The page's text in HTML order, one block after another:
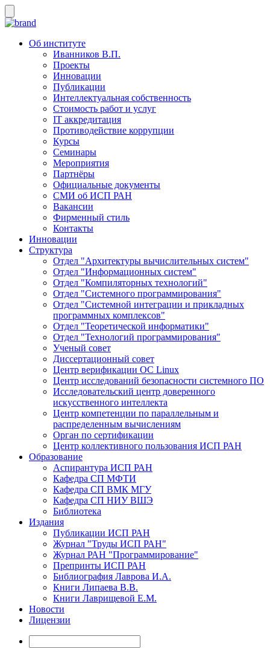
Об институте
Иванников В.П.
Проекты
Инновации
Публикации
Интеллектуальная собственность
Стоимость работ и услуг
IT аккредитация
Противодействие коррупции
Курсы
Семинары
Мероприятия
Партнёры
Официальные документы
СМИ об ИСП РАН
Вакансии
Фирменный стиль
Контакты
Инновации
Структура
Отдел "Архитектуры вычислительных систем"
Отдел "Информационных систем"
Отдел "Компиляторных технологий"
Отдел "Системного программирования"
Отдел "Системной интеграции и прикладных
программных комплексов"
Отдел "Теоретической информатики"
Отдел "Технологий программирования"
Ученый совет
Диссертационный совет
Центр верификации ОС Linux
Центр исследований безопасности системного ПО
Исследовательский центр доверенного
искусственного интеллекта
Центр компетенции по параллельным и
распределенным вычислениям
Орган по сертификации
Центр коллективного пользования ИСП РАН
Образование
Аспирантура ИСП РАН
Кафедра СП МФТИ
Кафедра СП ВМК МГУ
Кафедра СП НИУ ВШЭ
Библиотека
Издания
Публикации ИСП РАН
Журнал "Труды ИСП РАН"
Журнал РАН "Программирование"
Препринты ИСП РАН
Библиография Лаврова И.А.
Книги Липаева В.В.
Книги Лаврищевой Е.М.
Новости
Лицензии